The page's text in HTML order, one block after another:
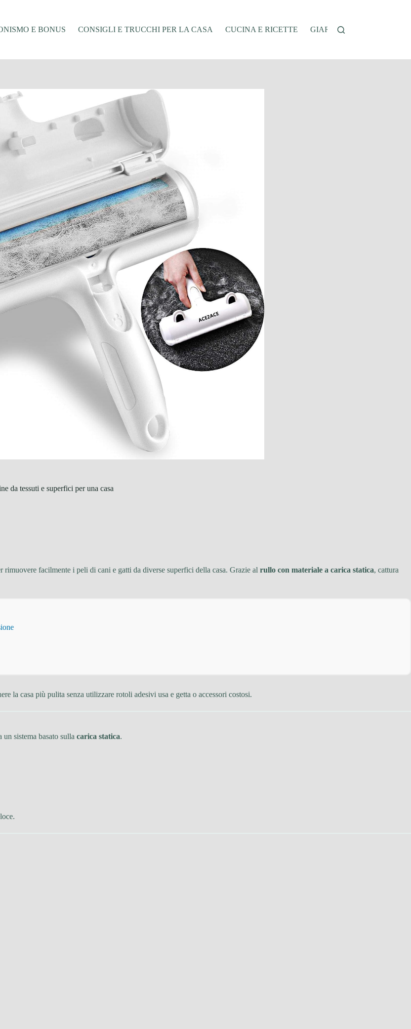
E BONUS CONSIGLI E TRUCCHI PER LA CASA CUCINA E RICETTE GIARDINAGGIO
da tessuti e superfici per una casa
rimuovere facilmente i peli di cani e gatti da diverse superfici della casa. Grazie al rullo con materiale a carica statica, cattura
la casa più pulita senza utilizzare rotoli adesivi usa e getta o accessori costosi.
sistema basato sulla carica statica.